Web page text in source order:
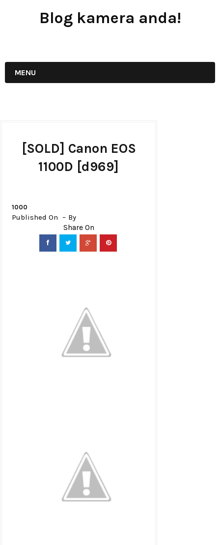
Blog kamera anda!
MENU
[SOLD] Canon EOS
1100D [d969]
1000
Published On By